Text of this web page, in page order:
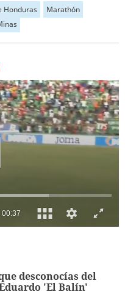
Honduras
Marathón
00:37
desconocías del
'El Balín'